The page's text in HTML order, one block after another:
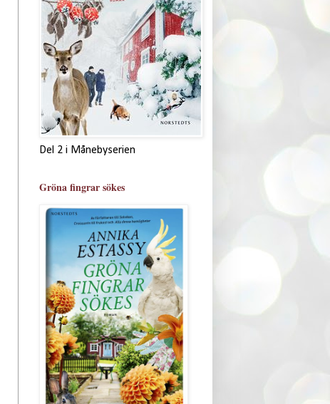
Del 2 i Månebyserien
Gröna fingrar sökes